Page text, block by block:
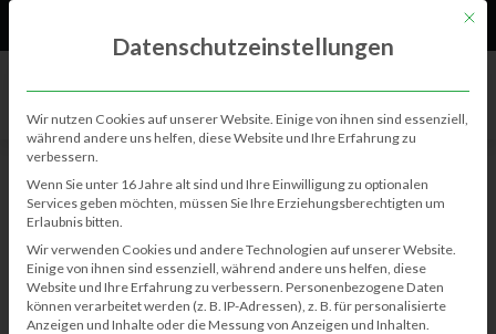
BERICHTE
50 Jahre Eingemeindung
Kim-Janina Meinecke 31.07.2024 0 1050
Mit
Datenschutzeinstellungen
Wir nutzen Cookies auf unserer Website. Einige von ihnen sind essenziell,
während andere uns helfen, diese Website und Ihre Erfahrung zu
verbessern.
Wenn Sie unter 16 Jahre alt sind und Ihre Einwilligung zu optionalen
Services geben möchten, müssen Sie Ihre Erziehungsberechtigten um
Erlaubnis bitten.
Wir verwenden Cookies und andere Technologien auf unserer Website.
Einige von ihnen sind essenziell, während andere uns helfen, diese
Website und Ihre Erfahrung zu verbessern. Personenbezogene Daten
können verarbeitet werden (z. B. IP-Adressen), z. B. für personalisierte
Anzeigen und Inhalte oder die Messung von Anzeigen und Inhalten.